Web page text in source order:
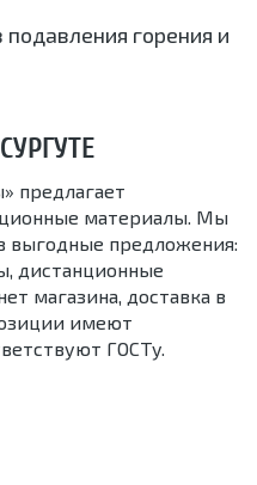
горения и
предлагает
материалы. Мы
выгодные предложения:
дистанционные
магазина, доставка в
имеют
ГОСТу.